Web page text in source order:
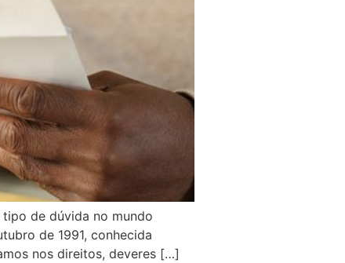
de dúvida no mundo
de 1991, conhecida
nos direitos, deveres […]